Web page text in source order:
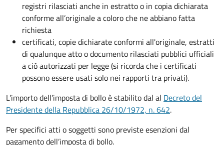
registri rilasciati anche in estratto o in copia dichiarata
conforme all’originale a coloro che ne abbiano fatta
richiesta
certificati, copie dichiarate conformi all'originale, estratti
di qualunque atto o documento rilasciati pubblici ufficiali
a ciò autorizzati per legge (si ricorda che i certificati
possono essere usati solo nei rapporti tra privati).
L’importo dell’imposta di bollo è stabilito dal al Decreto del
Presidente della Repubblica 26/10/1972, n. 642.
Per specifici atti o soggetti sono previste esenzioni dal
pagamento dell’imposta di bollo.